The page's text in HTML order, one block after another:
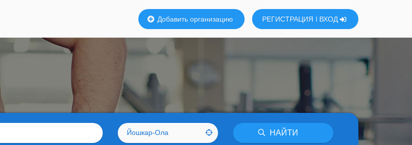
Добавить организацию РЕГИСТРАЦИЯ ВХОД
Йошкар-Ола НАЙТИ